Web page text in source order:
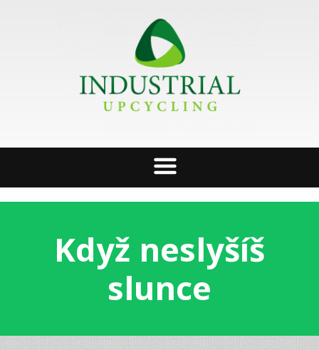
Když neslyšíš
slunce